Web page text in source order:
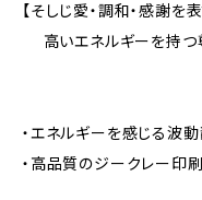
【そしじ愛・調和・感謝
高いエネルギーを持つ
・エネルギーを感じる波
・高品質のジークレー印